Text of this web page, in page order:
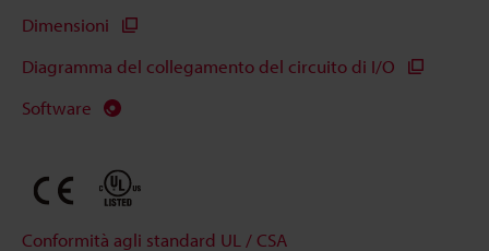
Dimensioni
Diagramma del collegamento del circuito di I/O
Software
Conformità agli standard UL / CSA